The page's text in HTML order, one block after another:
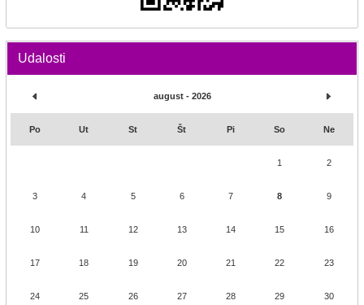
Udalosti
august - 2026
Po Ut St Št Pi So Ne
1 2
3 4 5 6 7 8 9
10 11 12 13 14 15 16
17 18 19 20 21 22 23
24 25 26 27 28 29 30